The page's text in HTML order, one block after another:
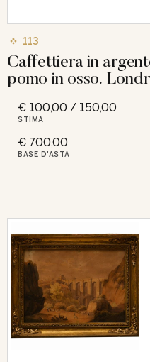
113
Caffettiera in
pomo in osso.
€ 100,00 / 150,00
STIMA
€ 700,00
BASE D'ASTA